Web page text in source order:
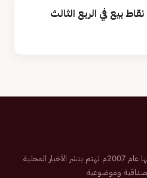
نقاط بيع في الربع الثالث
صحيفة إلكترونية سعودية تم تأسيسها عام 2007م تهتم بنشر الأخبار المحلية
وموضوعية